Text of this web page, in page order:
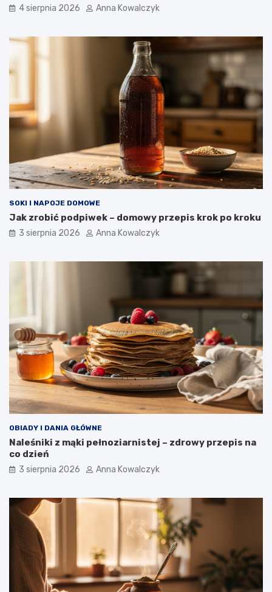
4 sierpnia 2026 Anna Kowalczyk
SOKI I NAPOJE DOMOWE
Jak zrobić podpiwek – domowy przepis krok po kroku
3 sierpnia 2026 Anna Kowalczyk
OBIADY I DANIA GŁÓWNE
Naleśniki z mąki pełnoziarnistej – zdrowy przepis na
co dzień
3 sierpnia 2026 Anna Kowalczyk